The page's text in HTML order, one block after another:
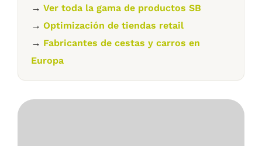
→Ver toda la gama de productos SB
→Optimización de tiendas retail
→ Fabricantes de cestas y carros en
Europa